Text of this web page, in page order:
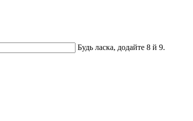
Будь ласка, додайте 8 й 9.